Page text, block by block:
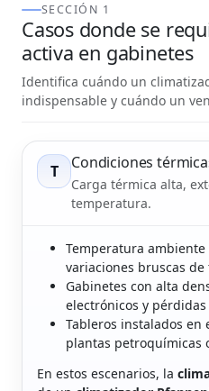
SECCIÓN 1
Casos donde se
activa en gabinetes
Identifica cuándo un
indispensable y cuándo un
T Condiciones
Carga térmica alta,
temperatura.
Temperatura ambiente
variaciones bruscas
Gabinetes con alta
electrónicos y
Tableros instalados en
plantas petroquímicas
En estos escenarios, la